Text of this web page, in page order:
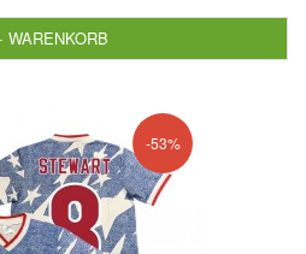
WARENKORB
-53%